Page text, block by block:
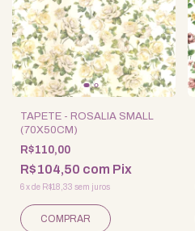
TAPETE - ROSALIA SMALL
(70X50CM)
R$110,00
R$104,50 com Pix
6xde R$18,33 sem juros